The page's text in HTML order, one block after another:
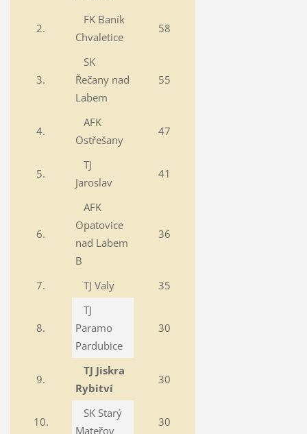
2.
FK Baník
Chvaletice
58
3.
SK
Řečany nad
Labem
55
4.
AFK
Ostřešany
47
5.
TJ
Jaroslav
41
6.
AFK
Opatovice
nad Labem
B
36
7. TJ Valy 35
8.
TJ
Paramo
Pardubice
30
9.
TJ Jiskra
Rybitví
30
10.
SK Starý
Mateřov
30